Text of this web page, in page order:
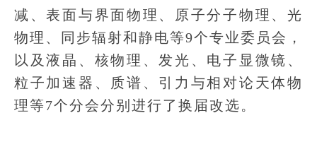
减、表面与界面物理、原子分子物理、光
物理、同步辐射和静电等9个专业委员会，
以及液晶、核物理、发光、电子显微镜、
粒子加速器、质谱、引力与相对论天体物
理等7个分会分别进行了换届改选。